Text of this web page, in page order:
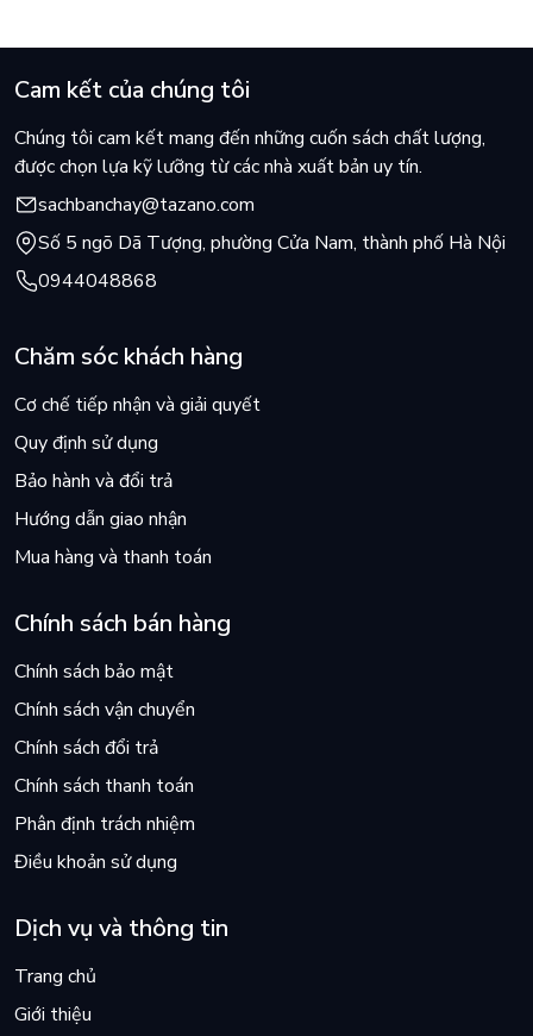
Cam kết của chúng tôi
Chúng tôi cam kết mang đến những cuốn sách chất lượng,
được chọn lựa kỹ lưỡng từ các nhà xuất bản uy tín.
sachbanchay@tazano.com
Số 5 ngõ Dã Tượng, phường Cửa Nam, thành phố Hà Nội
0944048868
Chăm sóc khách hàng
Cơ chế tiếp nhận và giải quyết
Quy định sử dụng
Bảo hành và đổi trả
Hướng dẫn giao nhận
Mua hàng và thanh toán
Chính sách bán hàng
Chính sách bảo mật
Chính sách vận chuyển
Chính sách đổi trả
Chính sách thanh toán
Phân định trách nhiệm
Điều khoản sử dụng
Dịch vụ và thông tin
Trang chủ
Giới thiệu